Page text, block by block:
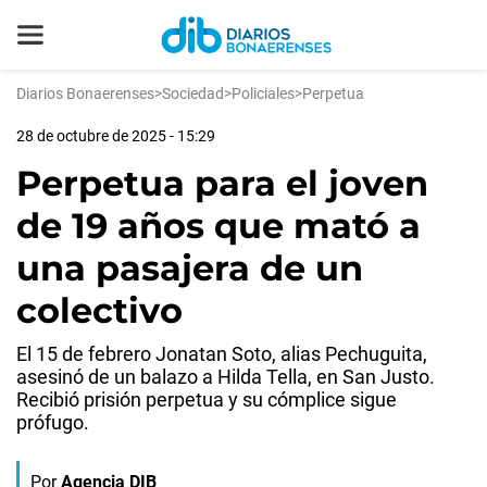
Diarios Bonaerenses>Sociedad>Policiales>Perpetua
28 de octubre de 2025 - 15:29
Perpetua para el joven
de 19 años que mató a
una pasajera de un
colectivo
El 15 de febrero Jonatan Soto, alias Pechuguita,
asesinó de un balazo a Hilda Tella, en San Justo.
Recibió prisión perpetua y su cómplice sigue
prófugo.
Por Agencia DIB